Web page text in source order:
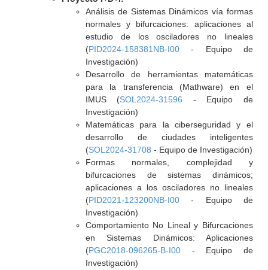
Análisis de Sistemas Dinámicos vía formas
normales y bifurcaciones: aplicaciones al
estudio de los osciladores no lineales
(PID2024-158381NB-I00- Equipo de
Investigación)
Desarrollo de herramientas matemáticas
para la transferencia (Mathware) en el
IMUS (SOL2024-31596 - Equipo de
Investigación)
Matemáticas para la ciberseguridad y el
desarrollo de ciudades inteligentes
(SOL2024-31708 - Equipo de Investigación)
Formas normales, complejidad y
bifurcaciones de sistemas dinámicos;
aplicaciones a los osciladores no lineales
(PID2021-123200NB-I00- Equipo de
Investigación)
Comportamiento No Lineal y Bifurcaciones
en Sistemas Dinámicos: Aplicaciones
(PGC2018-096265-B-I00- Equipo de
Investigación)